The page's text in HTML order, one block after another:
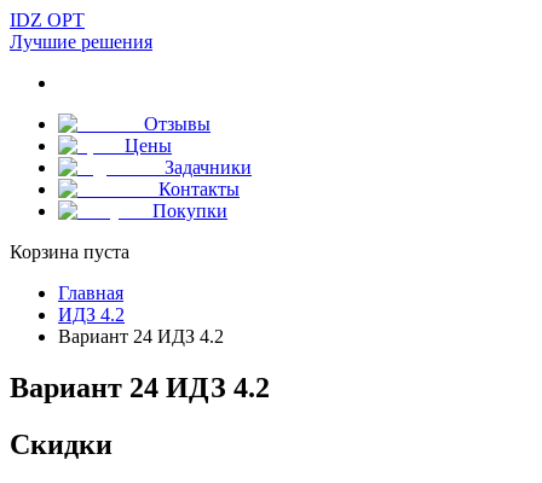
IDZ OPT
Лучшие решения
Отзывы
Цены
Задачники
Контакты
Покупки
Корзина пуста
Главная
ИДЗ 4.2
Вариант 24 ИДЗ 4.2
Вариант 24 ИДЗ 4.2
Скидки